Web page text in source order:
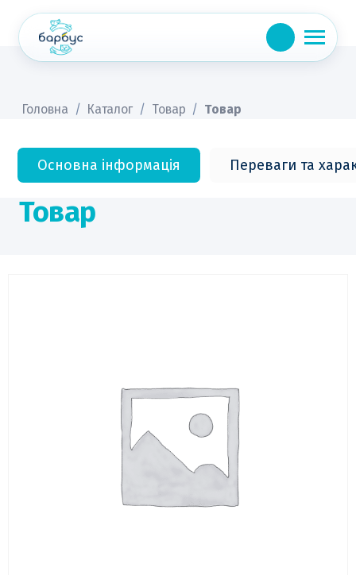
content
Головна / Каталог / Товар / Товар
Основна інформація Переваги та
Товар